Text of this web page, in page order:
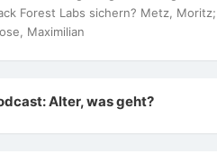
Forest Labs sichern? Metz, Moritz;
Maximilian
Alter, was geht?